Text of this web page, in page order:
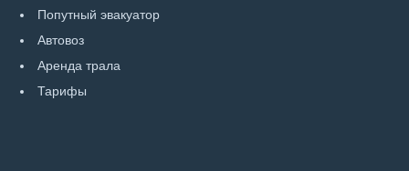
Попутный эвакуатор
Автовоз
Аренда трала
Тарифы